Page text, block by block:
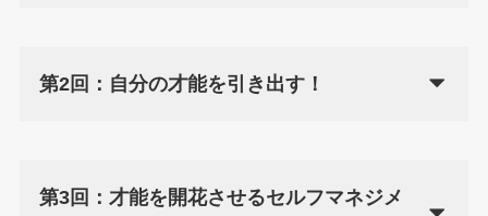
第2回：自分の才能を引き出す！
第3回：才能を開花させるセルフマネジメ